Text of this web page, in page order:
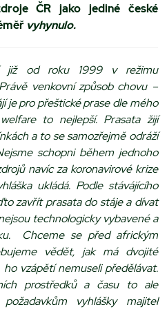
ČR jako jediné české
vyhynulo.
již od roku 1999 v režimu
venkovní způsob chovu –
je pro přeštické prase dle mého
to nejlepší. Prasata žijí
a to se samozřejmě odráží
schopni během jednoho
navíc za koronavirové krize
ukládá. Podle stávájícího
zavřít prasata do stáje a dívat
technologicky vybavené a
Chceme se před africkým
vědět, jak má dvojité
vzápětí nemuseli předělávat.
prostředků a času to ale
vyhlášky majitel